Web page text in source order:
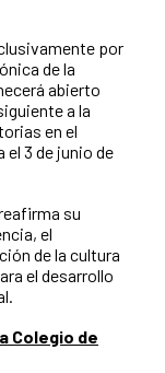
por
de la
abierto
a la
en el
el 3 de junio de
su
el
de la cultura
el desarrollo
Colegio de